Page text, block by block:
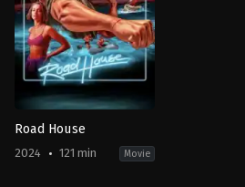
Road House
2024 121 min Movie